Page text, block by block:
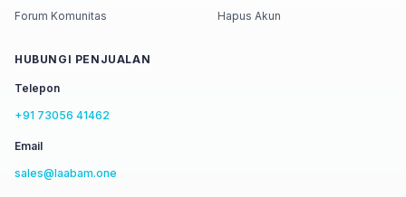
Forum Komunitas
Hapus Akun
HUBUNGI PENJUALAN
Telepon
+91 73056 41462
Email
sales@laabam.one